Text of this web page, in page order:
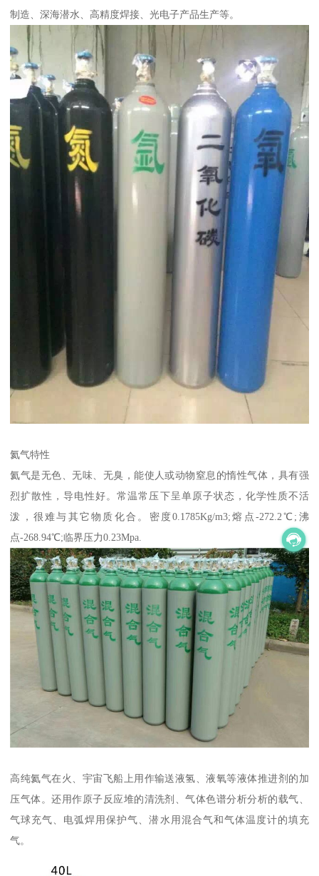
制造、深海潜水、高精度焊接、光电子产品生产等。
氦气特性
氦气是无色、无味、无臭，能使人或动物窒息的惰性气体，具有强
烈扩散性，导电性好。常温常压下呈单原子状态，化学性质不活
泼，很难与其它物质化合。密度0.1785Kg/m3;熔点-272.2℃;沸
点-268.94℃;临界压力0.23Mpa.
高纯氦气在火、宇宙飞船上用作输送液氢、液氧等液体推进剂的加
压气体。还用作原子反应堆的清洗剂、气体色谱分析分析的载气、
气球充气、电弧焊用保护气、潜水用混合气和气体温度计的填充
气。